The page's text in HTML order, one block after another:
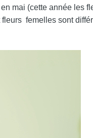
mai (cette année les
femelles sont